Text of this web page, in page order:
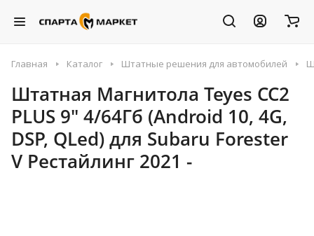
Главная Каталог Штатные решения для автомобилей
Штатная Магнитола Teyes CC2
PLUS 9" 4/64Гб (Android 10, 4G,
DSP, QLed) для Subaru Forester
V Рестайлинг 2021 -